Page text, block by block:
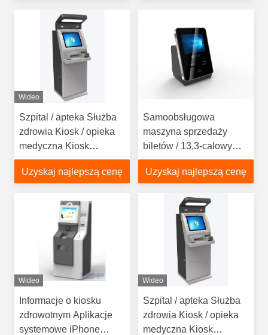
kosztów
Wideo
Szpital / apteka Służba
zdrowia Kiosk / opieka
medyczna Kiosk
Conform Europe MDD i
USA FDCA Standard,
Uzyskaj najlepszą cenę
Samoobsługowa
maszyna sprzedaży
biletów / 13,3-calowy
ekran dotykowy, kino /
kino Kiosk biletów do
Uzyskaj najlepszą cenę
Wideo
Informacje o kiosku
zdrowotnym Aplikacje
systemowe iPhone
Wideo
Szpital / apteka Służba
zdrowia Kiosk / opieka
medyczna Kiosk